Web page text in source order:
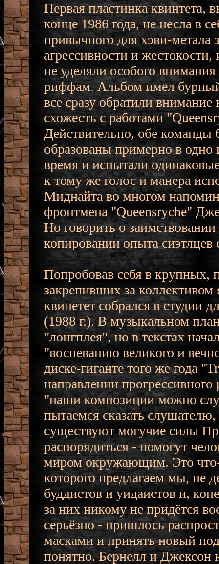
Первая пластинка квинтета,
конце 1986 года, не несла в
привычного для хэви-метала
агрессивности и
не уделяли особого
риффам. Альбом имел
все сразу обратили внимание
схожесть с работами
Действительно, обе команды
образованы примерно в одно
время и испытали
к тому же голос и манера
Миднайта во многом
фронтмена "Queensryche"
Но говорить о
копировании опыта
Попробовав себя в крупных,
закрепивших за
квинетет собрался в студии
(1988 г.). В музыкальном
"лонгплея", но в текстах
"воспеванию великого и
диске-гиганте того же года
направлении
"наши композиции можно
пытаемся сказать
существуют могучие силы
распорядиться - помогут
миром окружающим. Это что-
которого предлагаем мы, не
буддистов и уидаистов и,
за них никому не придётся
серьёзно - пришлось
масками и принять новый
понятно. Бернелл и